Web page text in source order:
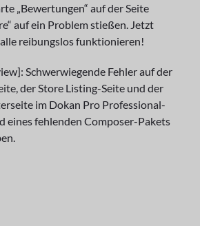
„Bewertungen“ auf der Seite
auf ein Problem stießen. Jetzt
reibungslos funktionieren!
Schwerwiegende Fehler auf der
der Store Listing-Seite und der
im Dokan Pro Professional-
eines fehlenden Composer-Pakets